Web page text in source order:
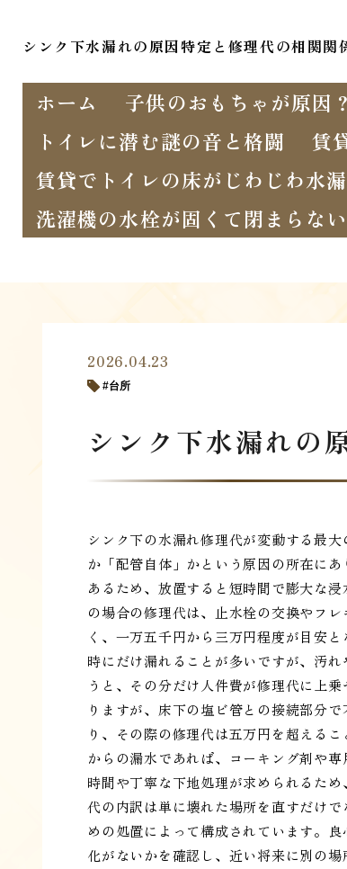
シンク下水漏れの原因特定と修理代の相関関
ホーム 子供のおもちゃが原因
トイレに潜む謎の音と格闘
賃
賃貸でトイレの床がじわじわ水
洗濯機の水栓が固くて閉まらな
2026.04.23
台所
シンク下水漏れの
シンク下の水漏れ修理代が変動する最
か「配管自体」かという原因の所在に
あるため、放置すると短時間で膨大な
の場合の修理代は、止水栓の交換やフ
く、一万五千円から三万円程度が目安
時にだけ漏れることが多いですが、汚
うと、その分だけ人件費が修理代に上
りますが、床下の塩ビ管との接続部分
り、その際の修理代は五万円を超える
からの漏水であれば、コーキング剤や
時間や丁寧な下地処理が求められるた
代の内訳は単に壊れた場所を直すだけ
めの処置によって構成されています。
化がないかを確認し、近い将来に別の